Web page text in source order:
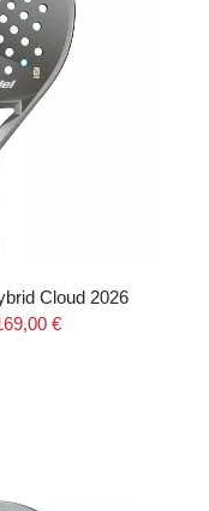
Cloud 2026
€